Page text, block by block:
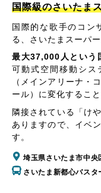
国際級のさいたま
国際的な歌手のコン
る、さいたまスーパー
最大37,000人という
可動式空間移動シス
（メインアリーナ・
ール）に変化すること
隣接されている「け
ありますので、イベ
す。
埼玉県さいたま市中央
さいたま新都心バスタ